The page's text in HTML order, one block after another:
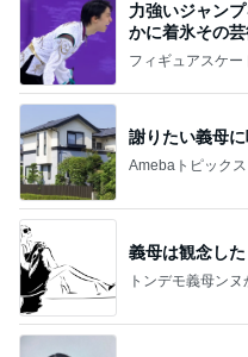
力強いジャン
かに着氷その
なす
フィギュアスケー
謝りたい義母
Amebaトピックス
義母は観念した
トンデモ義母ンヌ